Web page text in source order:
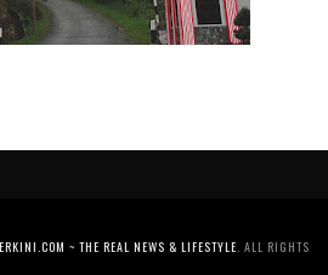
~ THE REAL NEWS & LIFESTYLE. ALL RIGHTS